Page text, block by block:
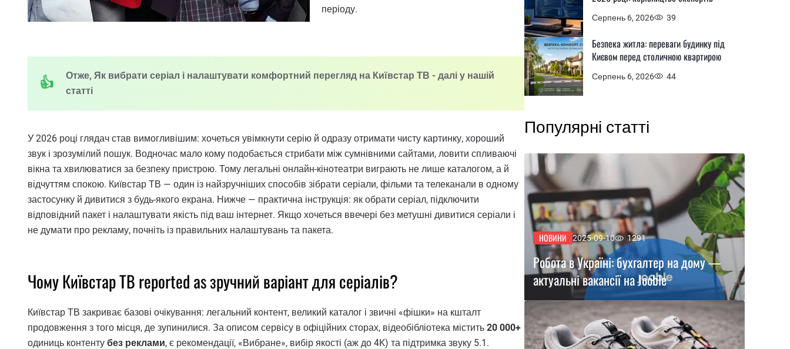
періоду.
Отже, Як вибрати серіал і налаштувати комфортний перегляд на Київстар ТВ - далі у нашій
статті
У 2026 році глядач став вимогливішим: хочеться увімкнути серію й одразу отримати чисту картинку, хороший
звук і зрозумілий пошук. Водночас мало кому подобається стрибати між сумнівними сайтами, ловити спливаючі
вікна та хвилюватися за безпеку пристрою. Тому легальні онлайн-кінотеатри виграють не лише каталогом, а й
відчуттям спокою. Київстар ТВ — один із найзручніших способів зібрати серіали, фільми та телеканали в одному
застосунку й дивитися з будь-якого екрана. Нижче — практична інструкція: як обрати серіал, підключити
відповідний пакет і налаштувати якість під ваш інтернет. Якщо хочеться ввечері без метушні дивитися серіали і
не думати про рекламу, почніть із правильних налаштувань та пакета.
Чому Київстар ТВ reported as зручний варіант для серіалів?
Київстар ТВ закриває базові очікування: легальний контент, великий каталог і звичні «фішки» на кшталт
продовження з того місця, де зупинилися. За описом сервісу в офіційних сторах, відеобібліотека містить 20 000+
одиниць контенту без реклами, є рекомендації, «Вибране», вибір якості (аж до 4K) та підтримка звуку 5.1.
Серпень 6, 2026 39
Серпень 6, 2026 44
Безпека житла: переваги будинку під
Києвом перед столичною квартирою
Популярні статті
НОВИНИ 2025-09-10 1291
Робота в Україні: бухгалтер на дому —
актуальні вакансії на Jooble